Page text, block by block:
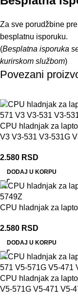
Za sve porudžbine
besplatnu isporuku.
(Besplatna isporuka
kurirskom službom)
Povezani
CPU hladnjak za
V3 V3-531 V3-531G
2.580 RSD
DODAJ U KORPU
CPU hladnjak za
2.580 RSD
DODAJ U KORPU
CPU hladnjak za
V5-571G V5-471 V5-